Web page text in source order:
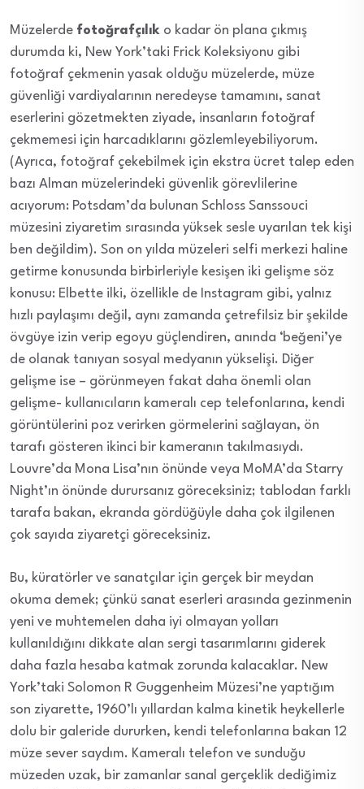
Müzelerde fotoğrafçılık o kadar ön plana çıkmış
durumda ki, New York’taki Frick Koleksiyonu gibi
fotoğraf çekmenin yasak olduğu müzelerde, müze
güvenliği vardiyalarının neredeyse tamamını, sanat
eserlerini gözetmekten ziyade, insanların fotoğraf
çekmemesi için harcadıklarını gözlemleyebiliyorum.
(Ayrıca, fotoğraf çekebilmek için ekstra ücret talep eden
bazı Alman müzelerindeki güvenlik görevlilerine
acıyorum: Potsdam’da bulunan Schloss Sanssouci
müzesini ziyaretim sırasında yüksek sesle uyarılan tek kişi
ben değildim). Son on yılda müzeleri selfi merkezi haline
getirme konusunda birbirleriyle kesişen iki gelişme söz
konusu: Elbette ilki, özellikle de Instagram gibi, yalnız
hızlı paylaşımı değil, aynı zamanda çetrefilsiz bir şekilde
övgüye izin verip egoyu güçlendiren, anında ‘beğeni’ye
de olanak tanıyan sosyal medyanın yükselişi. Diğer
gelişme ise – görünmeyen fakat daha önemli olan
gelişme- kullanıcıların kameralı cep telefonlarına, kendi
görüntülerini poz verirken görmelerini sağlayan, ön
tarafı gösteren ikinci bir kameranın takılmasıydı.
Louvre’da Mona Lisa’nın önünde veya MoMA’da Starry
Night’ın önünde durursanız göreceksiniz; tablodan farklı
tarafa bakan, ekranda gördüğüyle daha çok ilgilenen
çok sayıda ziyaretçi göreceksiniz.
Bu, küratörler ve sanatçılar için gerçek bir meydan
okuma demek; çünkü sanat eserleri arasında gezinmenin
yeni ve muhtemelen daha iyi olmayan yolları
kullanıldığını dikkate alan sergi tasarımlarını giderek
daha fazla hesaba katmak zorunda kalacaklar. New
York’taki Solomon R Guggenheim Müzesi’ne yaptığım
son ziyarette, 1960’lı yıllardan kalma kinetik heykellerle
dolu bir galeride dururken, kendi telefonlarına bakan 12
müze sever saydım. Kameralı telefon ve sunduğu
müzeden uzak, bir zamanlar sanal gerçeklik dediğimiz